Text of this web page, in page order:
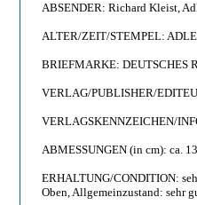
ABSENDER: Richard Kleist,
ALTER/ZEIT/STEMPEL:
BRIEFMARKE: DEUTSCHES
VERLAG/PUBLISHER/
VERLAGSKENNZEICHEN/
ABMESSUNGEN (in cm): ca.
ERHALTUNG/CONDITION:
Oben, Allgemeinzustand: sehr